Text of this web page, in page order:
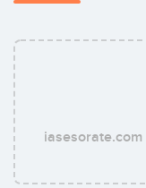
iasesorate.com